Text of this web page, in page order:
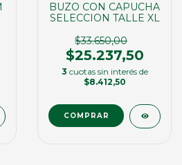
BUZO CON CAPUCHA
SELECCION TALLE XL
$33.650,00
$25.237,50
3 cuotas sin interés de
$8.412,50